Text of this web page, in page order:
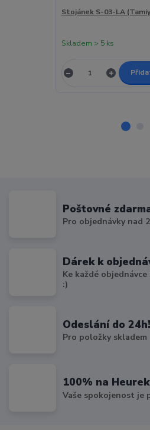
Stojánek S-03-LA
Skladem > 5 ks
Poštovné
Pro objednávky nad
Dárek k
Ke každé
:)
Odeslání do 24h!
Pro položky skladem
100% na
Vaše spokojenost je